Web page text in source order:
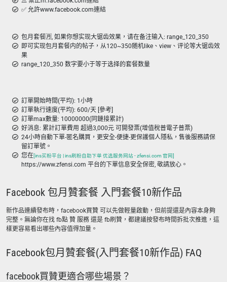
✅ 允許www.facebook.com連結
包月套餐🈷️, 如果你想实现大锯齿效果，请在备注输入: range_120_350
即可实现包月套餐内的帖子，从120~350随机like、view、评论等大锯齿效
果
range_120_350 数字要小于等于选择的套餐数量
訂單開始時間(平均): 1小時
訂單執行速度(平均): 600/天 [參考]
訂單max數量: 10000000(同鏈接累計)
好消息: 累計訂單費用 超過3,000元 可開發票(增值稅普電子普票)
24小時自動下單-匿名購買，更安全-便捷-更保護個人隱私，售後服務請保
留訂單號。
您在[ins买粉平台 | ins刷粉自助下单 优选服务网站 - zfensi.com 官网]
https://www.zfensi.com 平台的下單信息安全保密, 敬請放心。
Facebook 包月贊套餐 入門套餐10新作品
新作品連續發布時，facebook買贊 可以先做輕量啟動，但前提還是內容本身夠
完整。無論你在找 fb點 贊 服務 還是 fb刷贊，都建議按發布時間拆批次推進，這
樣更容易看出哪些內容值得加量。
Facebook包月贊套餐(入門套餐10新作品) FAQ
facebook買贊更適合哪些場景？